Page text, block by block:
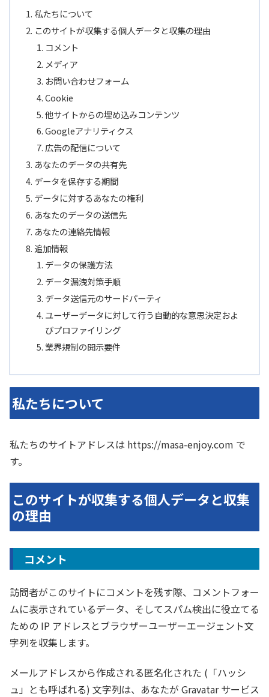
私たちについて
このサイトが収集する個人データと収集の理由
コメント
メディア
お問い合わせフォーム
Cookie
他サイトからの埋め込みコンテンツ
Googleアナリティクス
広告の配信について
あなたのデータの共有先
データを保存する期間
データに対するあなたの権利
あなたのデータの送信先
あなたの連絡先情報
追加情報
データの保護方法
データ漏洩対策手順
データ送信元のサードパーティ
ユーザーデータに対して行う自動的な意思決定およ
びプロファイリング
業界規制の開示要件
私たちについて
私たちのサイトアドレスは https://masa-enjoy.com で
す。
このサイトが収集する個人データと収集
の理由
コメント
訪問者がこのサイトにコメントを残す際、コメントフォー
ムに表示されているデータ、そしてスパム検出に役立てる
ための IP アドレスとブラウザーユーザーエージェント文
字列を収集します。
メールアドレスから作成される匿名化された (「ハッシ
ュ」とも呼ばれる) 文字列は、あなたが Gravatar サービス